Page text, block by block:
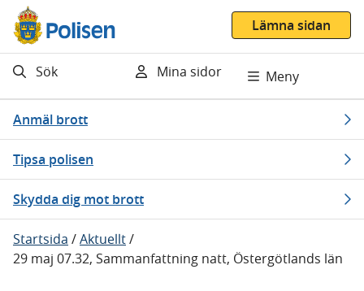
Gå direkt till innehåll
Lämna sidan
Sök Mina sidor Meny
Anmäl brott
Tipsa polisen
Skydda dig mot brott
Startsida /Aktuellt/
29 maj 07.32, Sammanfattning natt, Östergötlands län